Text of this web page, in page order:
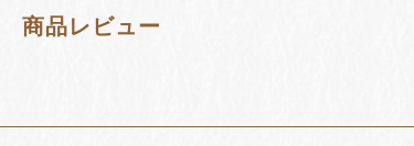
商品レビュー